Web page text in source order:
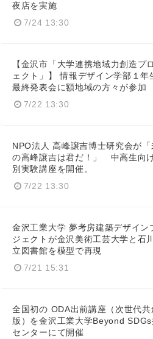
夜店を実施
7/24 13:30
【金沢市「大学連携地域力創造プ
ェクト」】 情報デザイン学部１年
最終発表会に額地域の方々が参加
7/22 13:30
NPO法人 高峰譲吉博士研究会が「
の高峰譲吉は君だ！」 中高生向
別実験講座を開催。
7/22 13:30
金沢工業大学 夢考房建築デザイン
ジェクトが金沢美術工芸大学と石
立図書館を模型で再現
7/21 15:31
全国初の ODA出前講座（次世代共
版）を金沢工業大学Beyond SDGs
センターにて開催